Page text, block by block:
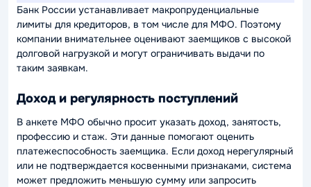
Банк России устанавливает макропруденциальные
лимиты для кредиторов, в том числе для МФО. Поэтому
компании внимательнее оценивают заемщиков с высокой
долговой нагрузкой и могут ограничивать выдачи по
таким заявкам.
Доход и регулярность поступлений
В анкете МФО обычно просит указать доход, занятость,
профессию и стаж. Эти данные помогают оценить
платежеспособность заемщика. Если доход нерегулярный
или не подтверждается косвенными признаками, система
может предложить меньшую сумму или запросить